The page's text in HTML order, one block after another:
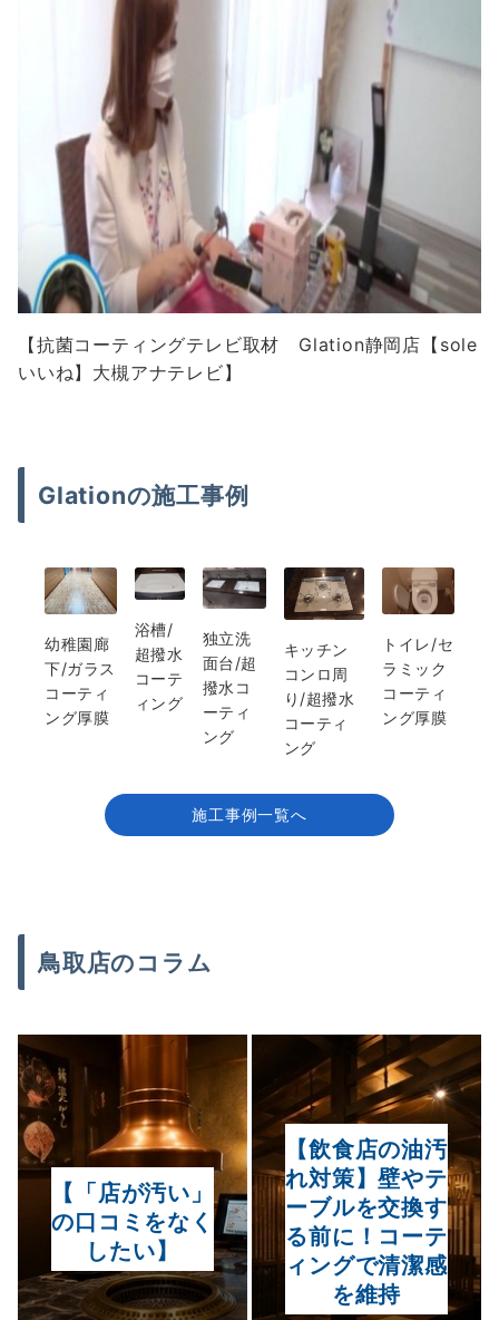
【抗菌コーティングテレビ取材 Glation静岡店【sole
いいね】大槻アナテレビ】
Glationの施工事例
幼稚園廊
下/ガラス
コーティ
ング厚膜
浴槽/
超撥水
コーテ
ィング
独立洗
面台/超
撥水コ
ーティ
ング
キッチン
コンロ周
り/超撥水
コーティ
ング
トイレ/セ
ラミック
コーティ
ング厚膜
施工事例一覧へ
鳥取店のコラム
【「店が汚い」
の口コミをなく
したい】
【飲食店の油汚
れ対策】壁やテ
ーブルを交換す
る前に！コーテ
ィングで清潔感
を維持